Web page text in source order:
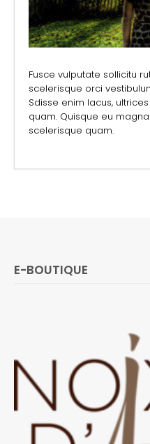
Fusce vulputate sollicitu
scelerisque orci
Sdisse enim lacus,
quam. Quisque eu
scelerisque quam.
E-BOUTIQUE